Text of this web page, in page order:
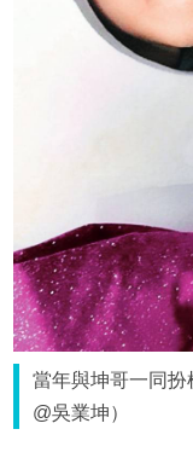
當年與坤哥一同
@吳業坤）